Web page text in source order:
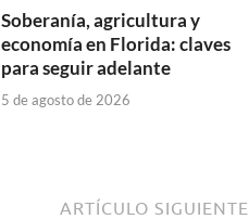
Soberanía, agricultura y
economía en Florida: claves
para seguir adelante
5 de agosto de 2026
ARTÍCULO SIGUIENTE